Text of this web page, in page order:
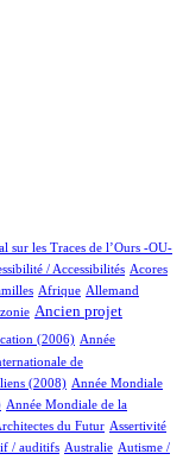
sur les Traces de l’Ours -OU-
/ Accessibilités Acores
Afrique Allemand
Ancien projet
(2006) Année
de
(2008) Année Mondiale
Année Mondiale de la
du Futur Assertivité
/ auditifs Australie Autisme /